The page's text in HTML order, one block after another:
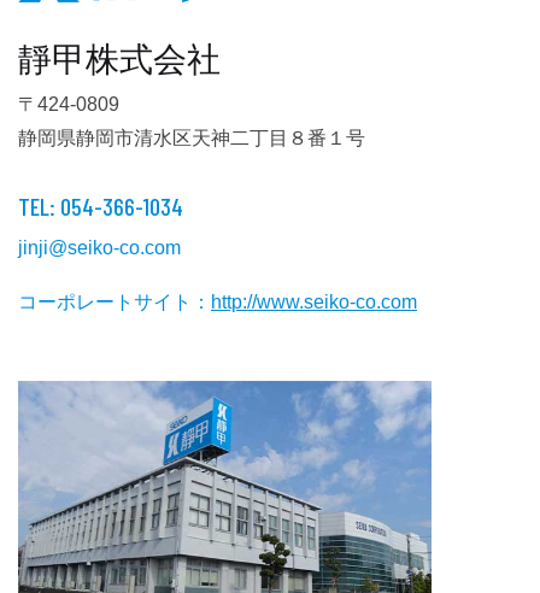
靜甲株式会社
〒424-0809
静岡県静岡市清水区天神二丁目８番１号
TEL: 054-366-1034
jinji@seiko-co.com
コーポレートサイト： http://www.seiko-co.com